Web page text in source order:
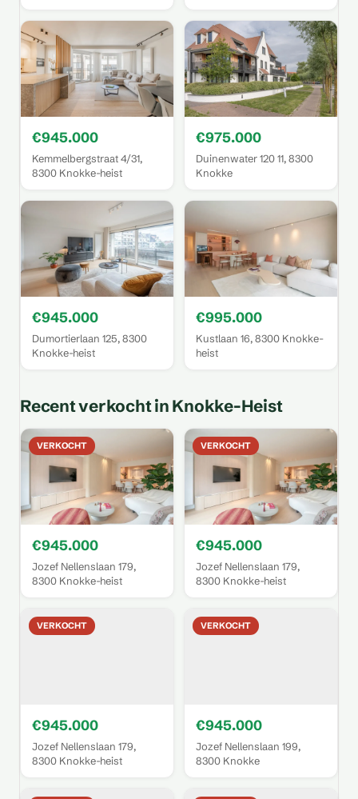
€945.000
Kemmelbergstraat 4/31,
8300 Knokke-heist
€975.000
Duinenwater 120 11, 8300
Knokke
€945.000
Dumortierlaan 125, 8300
Knokke-heist
€995.000
Kustlaan 16, 8300 Knokke-
heist
Recent verkocht in Knokke-Heist
VERKOCHT
€945.000
Jozef Nellenslaan 179,
8300 Knokke-heist
VERKOCHT
€945.000
Jozef Nellenslaan 179,
8300 Knokke-heist
VERKOCHT
€945.000
Jozef Nellenslaan 179,
8300 Knokke-heist
VERKOCHT
€945.000
Jozef Nellenslaan 199,
8300 Knokke